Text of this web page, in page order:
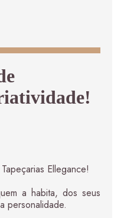
Ellegance!
a habita, dos seus
personalidade.